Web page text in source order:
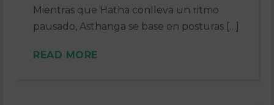
Mientras que Hatha conlleva un ritmo
pausado, Asthanga se base en posturas […]
READ MORE